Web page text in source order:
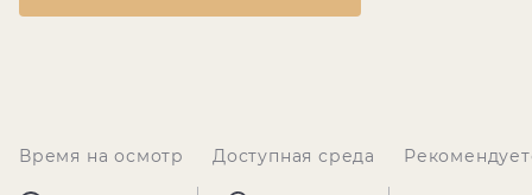
Время на осмотр Доступная среда